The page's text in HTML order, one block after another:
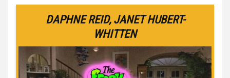
DAPHNE REID, JANET HUBERT-
WHITTEN